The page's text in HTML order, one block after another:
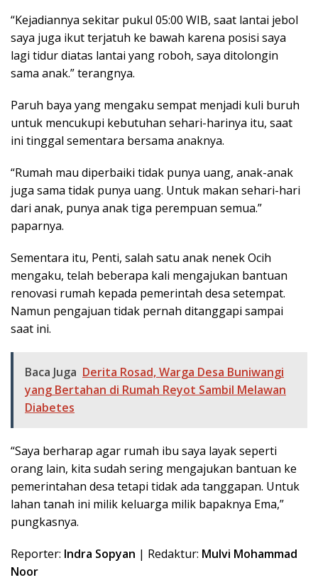
“Kejadiannya sekitar pukul 05:00 WIB, saat lantai jebol
saya juga ikut terjatuh ke bawah karena posisi saya
lagi tidur diatas lantai yang roboh, saya ditolongin
sama anak.” terangnya.
Paruh baya yang mengaku sempat menjadi kuli buruh
untuk mencukupi kebutuhan sehari-harinya itu, saat
ini tinggal sementara bersama anaknya.
“Rumah mau diperbaiki tidak punya uang, anak-anak
juga sama tidak punya uang. Untuk makan sehari-hari
dari anak, punya anak tiga perempuan semua.”
paparnya.
Sementara itu, Penti, salah satu anak nenek Ocih
mengaku, telah beberapa kali mengajukan bantuan
renovasi rumah kepada pemerintah desa setempat.
Namun pengajuan tidak pernah ditanggapi sampai
saat ini.
Baca Juga Derita Rosad, Warga Desa Buniwangi
yang Bertahan di Rumah Reyot Sambil Melawan
Diabetes
“Saya berharap agar rumah ibu saya layak seperti
orang lain, kita sudah sering mengajukan bantuan ke
pemerintahan desa tetapi tidak ada tanggapan. Untuk
lahan tanah ini milik keluarga milik bapaknya Ema,”
pungkasnya.
Reporter: Indra Sopyan | Redaktur: Mulvi Mohammad
Noor